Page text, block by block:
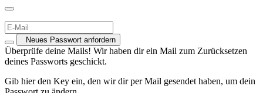
Neues Passwort anfordern
Überprüfe deine Mails! Wir haben dir ein Mail zum Zurücksetzen
deines Passworts geschickt.
Gib hier den Key ein, den wir dir per Mail gesendet haben, um dein